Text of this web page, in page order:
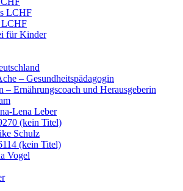
LCHF
LCHF
für Kinder
– Gesundheitspädagogin
– Ernährungscoach und Herausgeberin
Lena Leber
(kein Titel)
Schulz
(kein Titel)
Vogel